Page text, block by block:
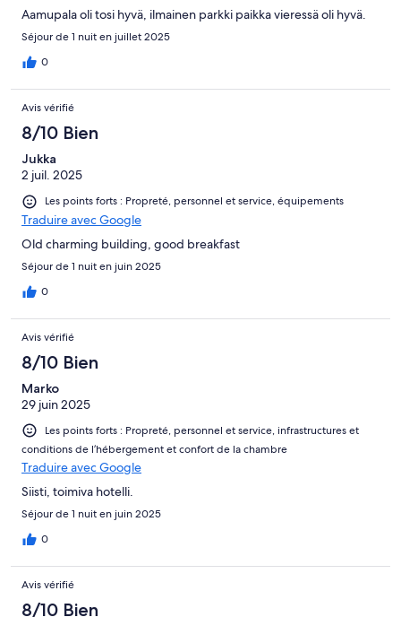
Aamupala oli tosi hyvä, ilmainen parkki paikka vieressä oli hyvä.
Séjour de 1 nuit en juillet 2025
0
Avis vérifié
8/10 Bien
Jukka
2 juil. 2025
Les points forts : Propreté, personnel et service, équipements
Traduire avec Google
Old charming building, good breakfast
Séjour de 1 nuit en juin 2025
0
Avis vérifié
8/10 Bien
Marko
29 juin 2025
Les points forts : Propreté, personnel et service, infrastructures et
conditions de l’hébergement et confort de la chambre
Traduire avec Google
Siisti, toimiva hotelli.
Séjour de 1 nuit en juin 2025
0
Avis vérifié
8/10 Bien